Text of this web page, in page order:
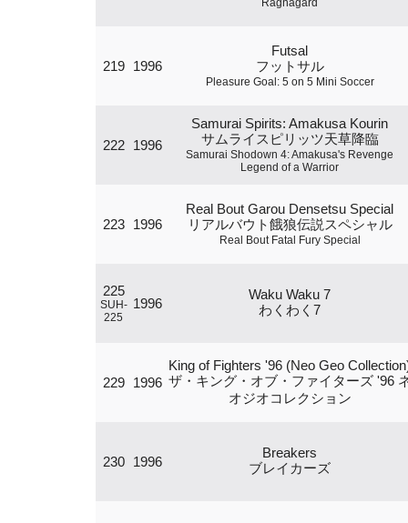
Ragnagard
219 1996
Futsal
フットサル
Pleasure Goal: 5 on 5 Mini Soccer
222 1996
Samurai Spirits: Amakusa Kourin
サムライスピリッツ天草降臨
Samurai Shodown 4: Amakusa's Revenge
Legend of a Warrior
223 1996
Real Bout Garou Densetsu Special
リアルバウト餓狼伝説スペシャル
Real Bout Fatal Fury Special
225
SUH-
225
1996
Waku Waku 7
わくわく7
229 1996
King of Fighters '96 (Neo Geo
ザ・キング・オブ・ファイターズ '96
オジオコレクション
230 1996
Breakers
ブレイカーズ